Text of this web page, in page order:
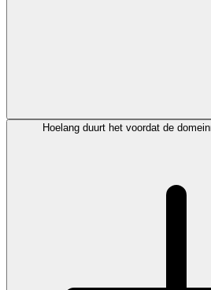
Hoelang duurt het voordat de